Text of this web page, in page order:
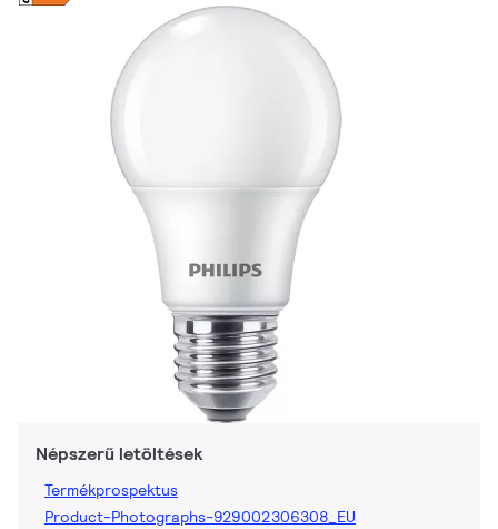
Népszerű letöltések
Termékprospektus
Product-Photographs-929002306308_EU